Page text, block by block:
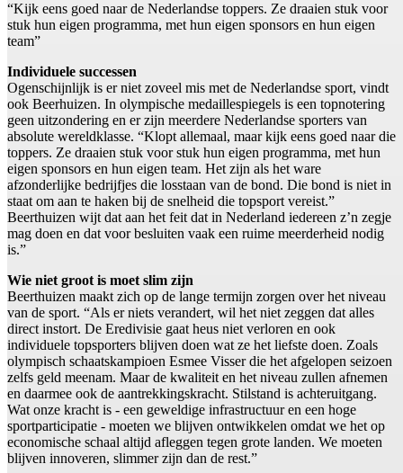
“Kijk eens goed naar de Nederlandse toppers. Ze draaien stuk voor
stuk hun eigen programma, met hun eigen sponsors en hun eigen
team”
Individuele successen
Ogenschijnlijk is er niet zoveel mis met de Nederlandse sport, vindt
ook Beerhuizen. In olympische medaillespiegels is een topnotering
geen uitzondering en er zijn meerdere Nederlandse sporters van
absolute wereldklasse. “Klopt allemaal, maar kijk eens goed naar die
toppers. Ze draaien stuk voor stuk hun eigen programma, met hun
eigen sponsors en hun eigen team. Het zijn als het ware
afzonderlijke bedrijfjes die losstaan van de bond. Die bond is niet in
staat om aan te haken bij de snelheid die topsport vereist.”
Beerthuizen wijt dat aan het feit dat in Nederland iedereen z’n zegje
mag doen en dat voor besluiten vaak een ruime meerderheid nodig
is.”
Wie niet groot is moet slim zijn
Beerthuizen maakt zich op de lange termijn zorgen over het niveau
van de sport. “Als er niets verandert, wil het niet zeggen dat alles
direct instort. De Eredivisie gaat heus niet verloren en ook
individuele topsporters blijven doen wat ze het liefste doen. Zoals
olympisch schaatskampioen Esmee Visser die het afgelopen seizoen
zelfs geld meenam. Maar de kwaliteit en het niveau zullen afnemen
en daarmee ook de aantrekkingskracht. Stilstand is achteruitgang.
Wat onze kracht is - een geweldige infrastructuur en een hoge
sportparticipatie - moeten we blijven ontwikkelen omdat we het op
economische schaal altijd afleggen tegen grote landen. We moeten
blijven innoveren, slimmer zijn dan de rest.”